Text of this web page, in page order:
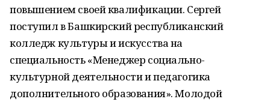
повышением своей квалификации. Сергей
поступил в Башкирский республиканский
колледж культуры и искусства на
специальность «Менеджер социально-
культурной деятельности и педагогика
дополнительного образования». Молодой